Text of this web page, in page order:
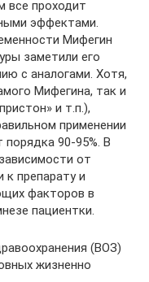
все проходит
эффектами.
Мифегин
заметили его
с аналогами. Хотя,
Мифегина, так и
и т.п.),
применении
90-95%. В
от
к препарату и
факторов в
пациентки.
(ВОЗ)
жизненно